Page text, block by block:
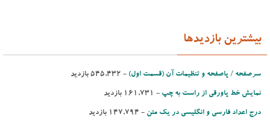
بیشترین بازدیدها
سرصفحه / پاصفحه و تنظیمات آن (قسمت اول) - ‌545,432 بازدید
نمایش خط پاورقی از راست به چپ - ‌161,731 بازدید
درج اعداد فارسی و انگلیسی در یك متن - ‌147,794 بازدید